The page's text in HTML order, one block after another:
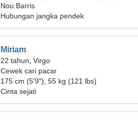
membutuhkan seorang wanita romantis
Nou Barris
Hubungan jangka pendek
Miriam
22 tahun, Virgo
Cewek cari pacar
175 cm (5'9"), 55 kg (121 lbs)
Cinta sejati